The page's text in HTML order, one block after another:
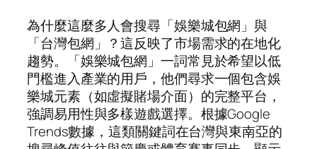
為什麼這麼多人會搜尋「娛樂城包網」與
「台灣包網」？這反映了市場需求的在地化
趨勢。「娛樂城包網」一詞常見於希望以低
門檻進入產業的用戶，他們尋求一個包含娛
樂城元素（如虛擬賭場介面）的完整平台，
強調易用性與多樣遊戲選擇。根據Google
Trends數據，這類關鍵詞在台灣與東南亞的